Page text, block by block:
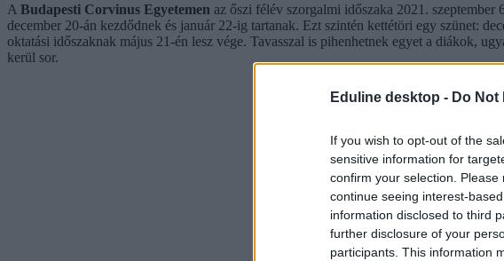
Eduline desktop - Do
If you wish to opt-out of the
sensitive information for
confirm your selection.
continue seeing interest-
information disclosed to third
further disclosure of your
participants. This information
A Budapesti Corvinus Egyetemen az őszi félév szorgalmi időszaka 2021.
december 20-án kezdődnek és január 22-ig tartanak. Ezt szintén kettétöri egy szünet:
oktatási időszaknak május 21-én lesz vége. Tavasszal is pihenhetnek egyet a diákok,
kerül sor.